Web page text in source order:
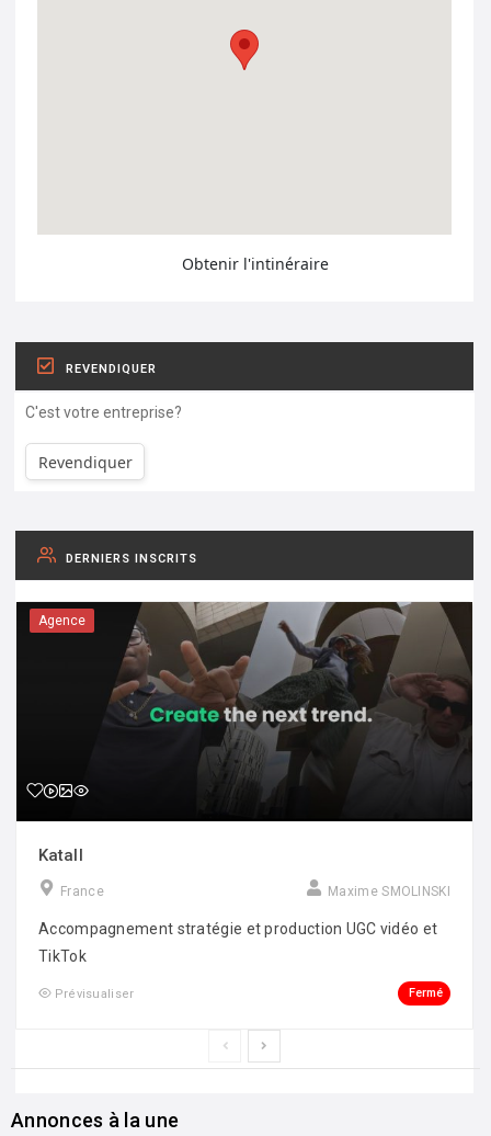
Obtenir l'intinéraire
REVENDIQUER
C'est votre entreprise?
Revendiquer
DERNIERS INSCRITS
Agence
Katall
France Maxime SMOLINSKI
Accompagnement stratégie et production UGC vidéo et
TikTok
Prévisualiser Fermé
Annonces à la une